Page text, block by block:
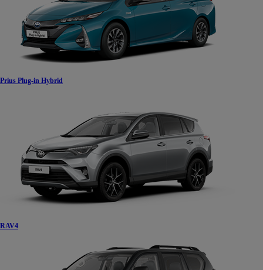
Prius Plug-in Hybrid
RAV4